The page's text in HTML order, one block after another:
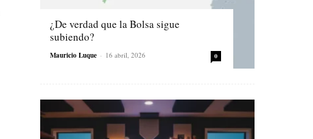
¿De verdad que la Bolsa sigue
subiendo?
Mauricio Luque - 16 abril, 2026 0